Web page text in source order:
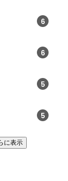
6
6
5
5
に表示